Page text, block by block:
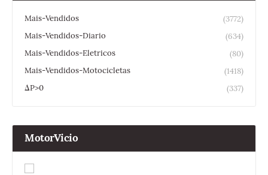
Mais-Vendidos
(3772)
Mais-Vendidos-Diario
(634)
Mais-Vendidos-Eletricos
(80)
Mais-Vendidos-Motocicletas
(1418)
ΔP>0
(337)
MotorVicio